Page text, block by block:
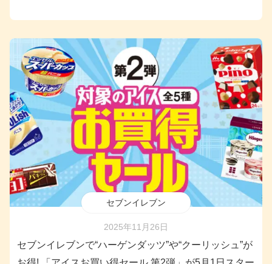
セブンイレブン
2025年11月26日
セブンイレブンで“ハーゲンダッツ”や“クーリッシュ”が